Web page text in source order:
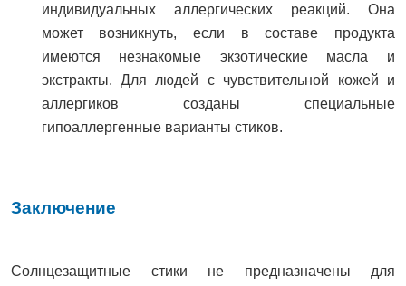
индивидуальных аллергических реакций. Она
может возникнуть, если в составе продукта
имеются незнакомые экзотические масла и
экстракты. Для людей с чувствительной кожей и
аллергиков созданы специальные
гипоаллергенные варианты стиков.
Заключение
Солнцезащитные стики не предназначены для